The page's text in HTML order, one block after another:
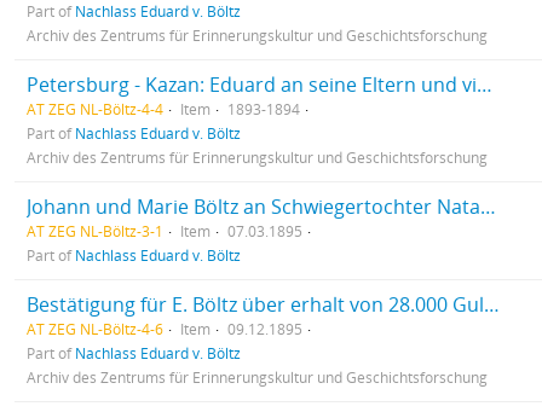
Part ofNachlass Eduard v. Böltz
Archiv des Zentrums für Erinnerungskultur und Geschichtsforschung
Petersburg - Kazan: Eduard an seine Eltern und vice versa
AT ZEG NL-Böltz-4-4 Item
1893-1894
Part ofNachlass Eduard v. Böltz
Archiv des Zentrums für Erinnerungskultur und Geschichtsforschung
Johann und Marie Böltz an Schwiegertochter Natalie (Natascha)
AT ZEG NL-Böltz-3-1 Item
07.03.1895
Part ofNachlass Eduard v. Böltz
Bestätigung für E. Böltz über erhalt von 28.000 Gulden
AT ZEG NL-Böltz-4-6 Item
09.12.1895
Part ofNachlass Eduard v. Böltz
Archiv des Zentrums für Erinnerungskultur und Geschichtsforschung